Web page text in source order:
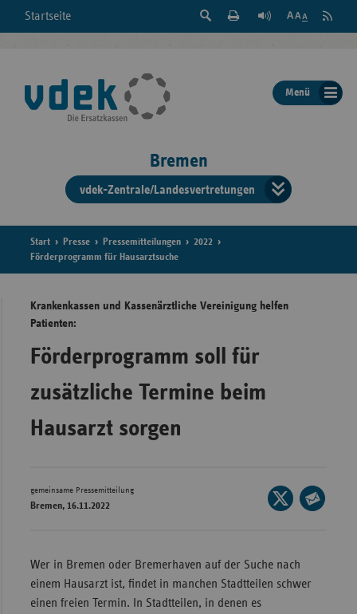
Startseite
Suche
der
Seite
Feed
Menü
Bremen
vdek-Zentrale/Landesvertretungen
der
Start Presse Pressemitteilungen
2022
Förderprogramm für Hausarztsuche
Krankenkassen und Kassenärztliche Vereinigung helfen
Patienten:
Förderprogramm soll für
zusätzliche Termine beim
Hausarzt sorgen
gemeinsame Pressemitteilung
Bremen, 16.11.2022
Seite
auf
Wer in Bremen oder Bremerhaven auf der Suche nach
einem Hausarzt ist, findet in manchen Stadtteilen schwer
einen freien Termin. In Stadtteilen, in denen es